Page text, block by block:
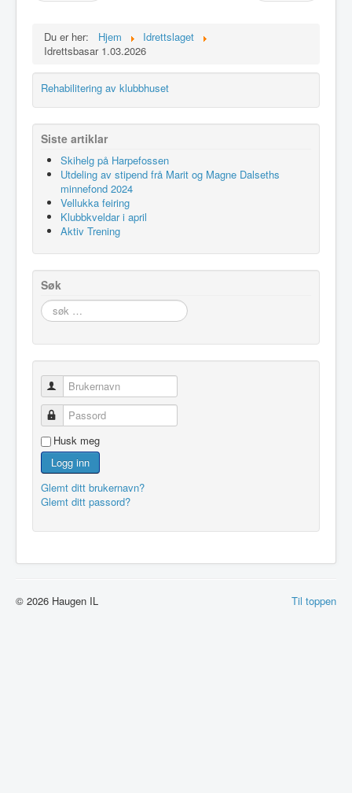
Du er her: Hjem
Idrettslaget
Idrettsbasar 1.03.2026
Rehabilitering av klubbhuset
Siste artiklar
Skihelg på Harpefossen
Utdeling av stipend frå Marit og Magne Dalseths
minnefond 2024
Vellukka feiring
Klubbkveldar i april
Aktiv Trening
Søk
søk
…
Brukernavn
Passord
Husk meg
Logg inn
Glemt ditt brukernavn?
Glemt ditt passord?
Til toppen
© 2026 Haugen IL